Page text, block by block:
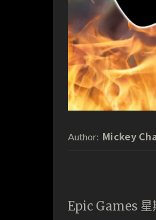
Author: Mickey
Epic Games 星